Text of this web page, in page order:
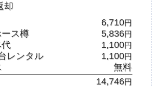
却
6,710円
ス樽 5,836円
1,100円
レンタル 1,100円
無料
14,746円